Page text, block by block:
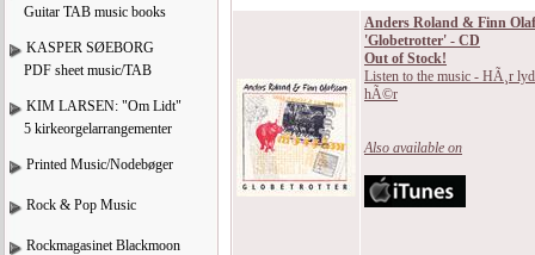
Guitar TAB music books
KASPER SØEBORG
PDF sheet music/TAB
KIM LARSEN: "Om Lidt"
5 kirkeorgelarrangementer
Printed Music/Nodebøger
Rock & Pop Music
Rockmagasinet Blackmoon
Anders Roland & Finn
'Globetrotter' - CD
Out of Stock!
Listen to the music - HÃ¸r
hÃ©r
Also available on